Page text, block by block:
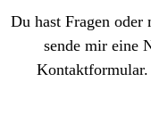
Du hast Fragen oder
sende mir eine